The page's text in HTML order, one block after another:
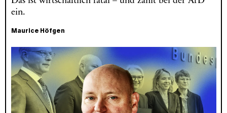
ein.
Maurice Höfgen